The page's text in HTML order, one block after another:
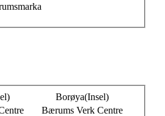
Borøya(Insel)
Bærums Verk Centre